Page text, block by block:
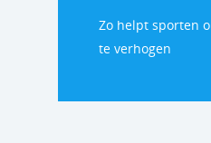
Zo helpt sporten
te verhogen